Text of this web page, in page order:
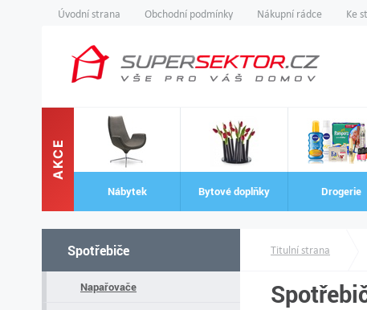
Úvodní strana Obchodní podmínky Nákupní rádce Ke
AKCE
Nábytek Bytové doplňky Drogerie
Spotřebiče
Napařovače
Titulní strana